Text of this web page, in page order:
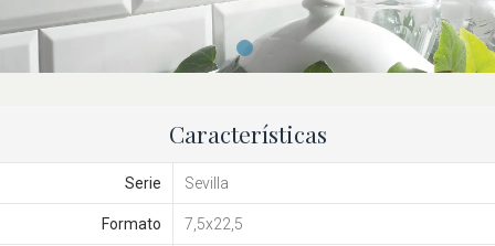
Características
Serie Sevilla
Formato 7,5x22,5